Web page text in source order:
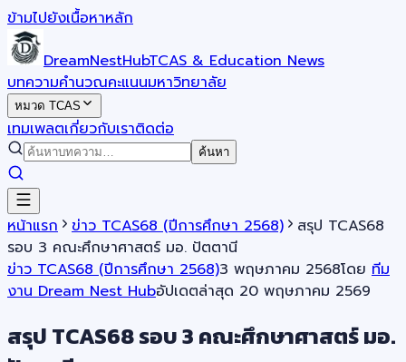
ข้ามไปยังเนื้อหาหลัก
DreamNestHubTCAS & Education News
บทความคำนวณคะแนนมหาวิทยาลัย
หมวด TCAS
เทมเพลตเกี่ยวกับเราติดต่อ
ค้นหา
หน้าแรก ข่าว TCAS68 (ปีการศึกษา 2568)
สรุป TCAS68
รอบ 3 คณะศึกษาศาสตร์ มอ. ปัตตานี
ข่าว TCAS68 (ปีการศึกษา 2568)3 พฤษภาคม 2568โดย ทีม
งาน Dream Nest Hubอัปเดตล่าสุด 20 พฤษภาคม 2569
สรุป TCAS68 รอบ 3 คณะศึกษาศาสตร์ มอ.